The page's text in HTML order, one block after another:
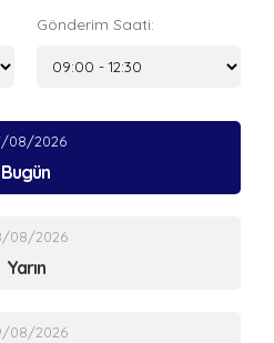
Gönderim Saati:
08/2026
Bugün
08/2026
Yarın
08/2026